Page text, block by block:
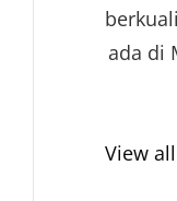
ada di
View